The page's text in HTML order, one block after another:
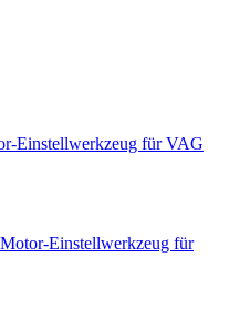
Einstellwerkzeug für VAG
Motor-Einstellwerkzeug für